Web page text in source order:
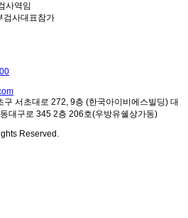
사역임
검사대표참가
구 서초대로 272, 9층 (한국아이비에스빌딩) 대
대구로 345 2층 206호(우방유쉘상가동)
Reserved.